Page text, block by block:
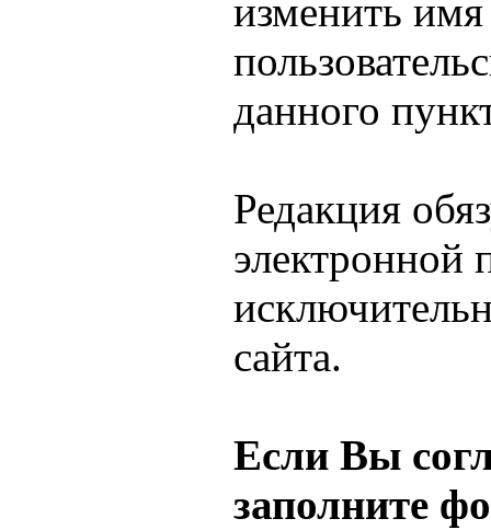
изменить имя
данного
Редакция
электронной
сайта.
Если Вы
заполните